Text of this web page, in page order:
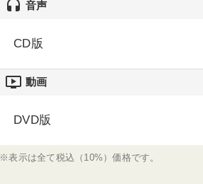
headset 音声
CD版
ondemand_video 動画
DVD版
※表示は全て税込（10%）価格です。